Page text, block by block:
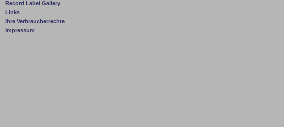
Record Label Gallery
Links
Ihre Verbraucherrechte
Impressum